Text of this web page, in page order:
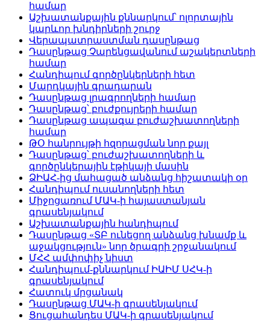
համար
Աշխատանքային քննարկում՝ ոլորտային
կարևոր խնդիրների շուրջ
Վերապատրաստման դասընթաց
Դասընթաց Չարենցավանում աշակերտների
համար
Հանդիպում գործընկերների հետ
Մարդկային գրադարան
Դասընթաց լրագրողների համար
Դասընթաց՝ բուժքույրերի համար
Դասընթաց ապագա բուժաշխատողների
համար
ԹՕ հանրույթի հզորացման նոր քայլ
Դասընթաց՝ բուժաշխատողների և
գործընկերային էթիկայի մասին
ՁԻԱՀ-ից մահացած անձանց հիշատակի օր
Հանդիպում ուսանողների հետ
Միջոցառում ՄԱԿ-ի հայաստանյան
գրասենյակում
Աշխատանքային հանդիպում
Դասընթաց «ՏԲ ունեցող անձանց խնամք և
աջակցություն» նոր ծրագրի շրջանակում
ՄՀՀ ամփոփիչ նիստ
Հանդիպում-քննարկում ԻԱԻՄ ՍՀԿ-ի
գրասենյակում
Հատուկ մրցանակ
Դասընթաց ՄԱԿ-ի գրասենյակում
Ցուցահանդես ՄԱԿ-ի գրասենյակում